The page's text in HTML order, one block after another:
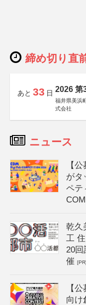
締め切り直
あと 33 日 2026 第
福井県美浜
式会社
ニュース
【
がタ
ペテ
乾久
工
20回
催[PR]
【
向け